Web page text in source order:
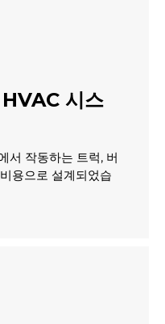
시스
서 작동하는 트럭, 버
용으로 설계되었습